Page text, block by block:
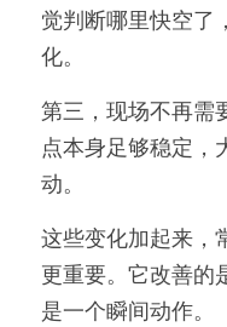
觉判断哪里快空了
化。
第三，现场不再需
点本身足够稳定，
动。
这些变化加起来，
更重要。它改善的
是一个瞬间动作。